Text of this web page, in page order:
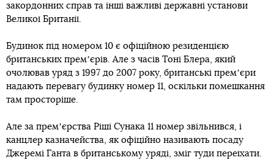
закордонних справ та інші важливі державні установи
Великої Британії.
Будинок під номером 10 є офіційною резиденцією
британських премʼєрів. Але з часів Тоні Блера, який
очолював уряд з 1997 до 2007 року, британські премʼєри
надають перевагу будинку номер 11, оскільки помешкання
там просторіше.
Але за премʼєрства Ріші Сунака 11 номер звільнився, і
канцлер казначейства, як офіційно називають посаду
Джеремі Ганта в британському уряді, зміг туди переїхати.